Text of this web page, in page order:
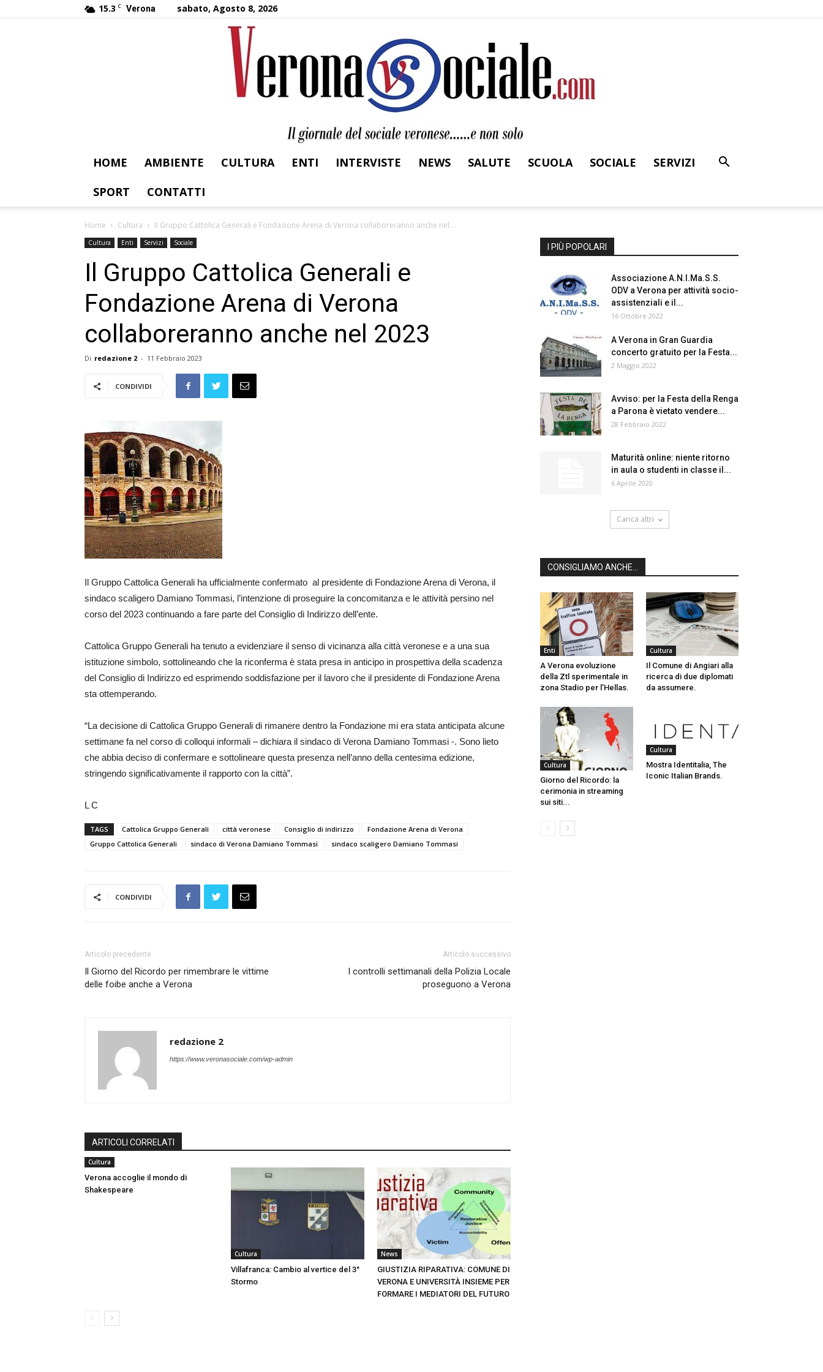
15.3 C Verona sabato, Agosto 8, 2026
HOME AMBIENTE CULTURA ENTI INTERVISTE NEWS SALUTE SCUOLA SOCIALE
SERVIZI
SPORT
CONTATTI
Home Cultura Il Gruppo Cattolica Generali e Fondazione Arena di Verona collaboreranno anche nel...
Cultura Enti Servizi Sociale
Il Gruppo Cattolica Generali e
Fondazione Arena di Verona
collaboreranno anche nel 2023
Di redazione 2 - 11 Febbraio 2023
CONDIVIDI
Il Gruppo Cattolica Generali ha ufficialmente confermato al presidente di Fondazione Arena di Verona, il
sindaco scaligero Damiano Tommasi, l’intenzione di proseguire la concomitanza e le attività persino nel
corso del 2023 continuando a fare parte del Consiglio di Indirizzo dell’ente.
Cattolica Gruppo Generali ha tenuto a evidenziare il senso di vicinanza alla città veronese e a una sua
istituzione simbolo, sottolineando che la riconferma è stata presa in anticipo in prospettiva della scadenza
del Consiglio di Indirizzo ed esprimendo soddisfazione per il lavoro che il presidente di Fondazione Arena
sta ottemperando.
“La decisione di Cattolica Gruppo Generali di rimanere dentro la Fondazione mi era stata anticipata alcune
settimane fa nel corso di colloqui informali – dichiara il sindaco di Verona Damiano Tommasi -. Sono lieto
che abbia deciso di confermare e sottolineare questa presenza nell’anno della centesima edizione,
stringendo significativamente il rapporto con la città”.
L C
TAGS Cattolica Gruppo Generali città veronese Consiglio di indirizzo
Fondazione Arena di Verona
Gruppo Cattolica Generali
sindaco di Verona Damiano Tommasi sindaco scaligero Damiano Tommasi
CONDIVIDI
Articolo precedente
Il Giorno del Ricordo per rimembrare le vittime
delle foibe anche a Verona
Articolo successivo
I controlli settimanali della Polizia Locale
proseguono a Verona
redazione 2
https://www.veronasociale.com/wp-admin
ARTICOLI CORRELATI
Cultura
Verona accoglie il mondo di
Shakespeare
Cultura
Villafranca: Cambio al vertice del 3°
Stormo
News
GIUSTIZIA RIPARATIVA: COMUNE DI
VERONA E UNIVERSITÀ INSIEME PER
FORMARE I MEDIATORI DEL FUTURO
I PIÙ POPOLARI
Associazione A.N.I.Ma.S.S.
ODV a Verona per attività socio-
assistenziali e il...
16 Ottobre 2022
A Verona in Gran Guardia
concerto gratuito per la Festa...
2 Maggio 2022
Avviso: per la Festa della Renga
a Parona è vietato vendere...
28 Febbraio 2022
Maturità online: niente ritorno
in aula o studenti in classe il...
6 Aprile 2020
Carica altri
CONSIGLIAMO ANCHE...
Enti
A Verona evoluzione
della Ztl sperimentale in
zona Stadio per l’Hellas.
Cultura
Il Comune di Angiari alla
ricerca di due diplomati
da assumere.
Cultura
Giorno del Ricordo: la
cerimonia in streaming
sui siti...
Cultura
Mostra Identitalia, The
Iconic Italian Brands.